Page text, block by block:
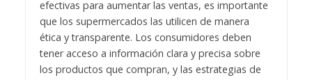
efectivas para aumentar las ventas, es importante
que los supermercados las utilicen de manera
ética y transparente. Los consumidores deben
tener acceso a información clara y precisa sobre
los productos que compran, y las estrategias de